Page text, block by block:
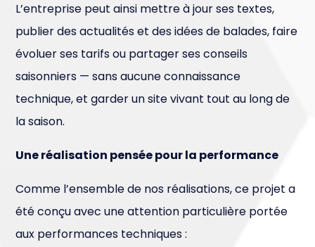
L’entreprise peut ainsi mettre à jour ses textes,
publier des actualités et des idées de balades, faire
évoluer ses tarifs ou partager ses conseils
saisonniers — sans aucune connaissance
technique, et garder un site vivant tout au long de
la saison.
Une réalisation pensée pour la performance
Comme l’ensemble de nos réalisations, ce projet a
été conçu avec une attention particulière portée
aux performances techniques :